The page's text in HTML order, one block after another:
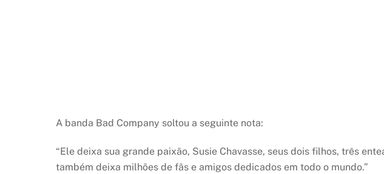
A banda Bad Company soltou a seguinte nota:
“Ele deixa sua grande paixão, Susie Chavasse, seus dois filhos, três
também deixa milhões de fãs e amigos dedicados em todo o mundo.”